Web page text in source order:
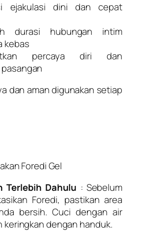
ejakulasi dini dan cepat
durasi hubungan intim
kebas
percaya diri dan
dan aman digunakan setiap
Foredi Gel
Terlebih Dahulu : Sebelum
Foredi, pastikan area
bersih. Cuci dengan air
keringkan dengan handuk.